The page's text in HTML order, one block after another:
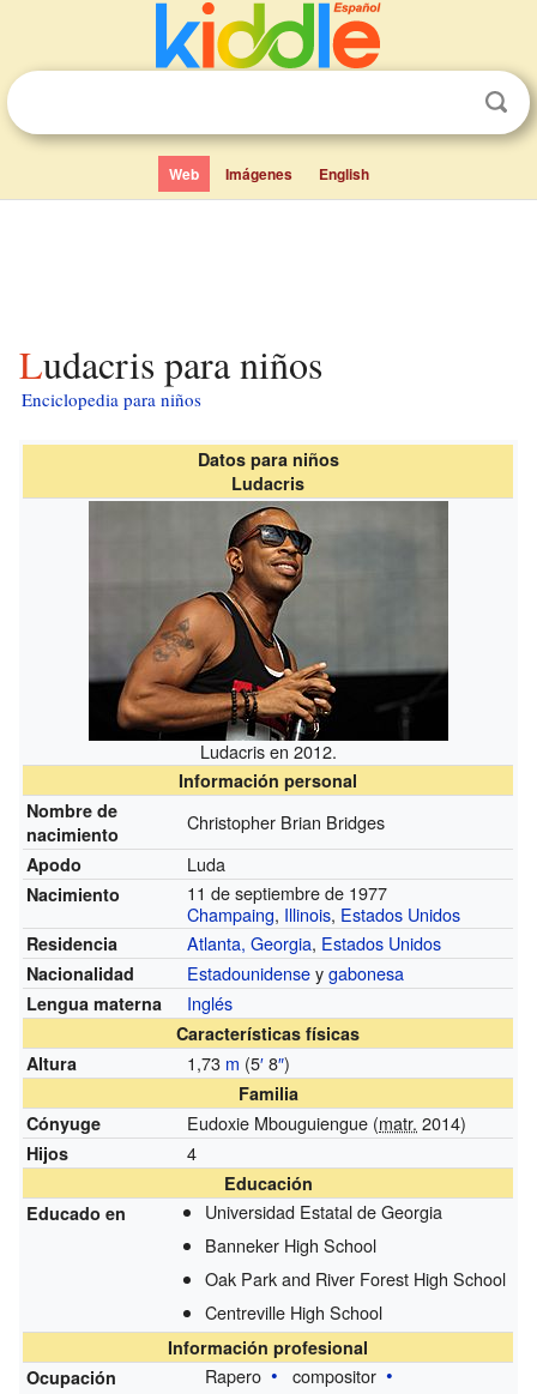
Web Imágenes English
Ludacris para niños
Enciclopedia para niños
Datos para niños
Ludacris
Ludacris en 2012.
Información personal
Nombre de
nacimiento
Christopher Brian Bridges
Apodo Luda
Nacimiento
11 de septiembre de 1977
Champaing, Illinois, Estados Unidos
Residencia Atlanta, Georgia, Estados Unidos
Nacionalidad Estadounidenseygabonesa
Lengua materna Inglés
Características físicas
Altura
1,73 m (5′8″)
Familia
Cónyuge
Eudoxie Mbouguiengue (matr. 2014)
Hijos 4
Educación
Educado en
Universidad Estatal de Georgia
Banneker High School
Oak Park and River Forest High School
Centreville High School
Información profesional
Ocupación
Rapero
compositor